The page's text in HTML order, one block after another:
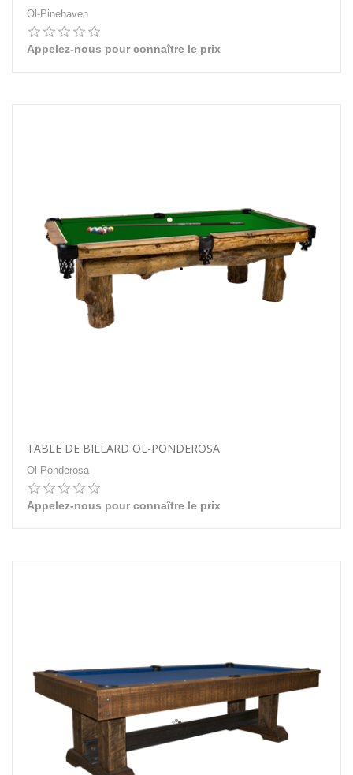
Ol-Pinehaven
Appelez-nous pour connaître le prix
TABLE DE BILLARD OL-PONDEROSA
Ol-Ponderosa
Appelez-nous pour connaître le prix